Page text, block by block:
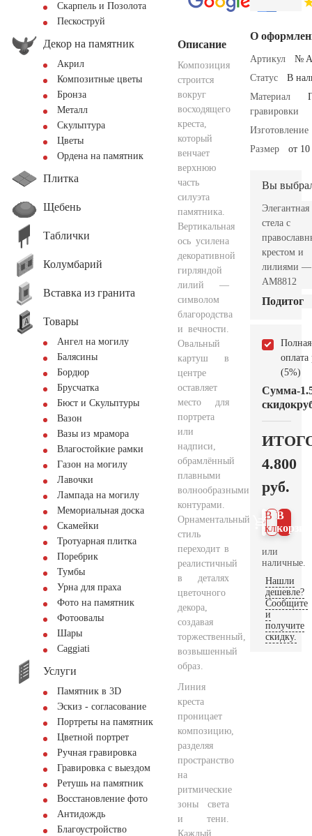
Скарпель и Позолота
Пескоструй
Декор на памятник
Акрил
Композитные цветы
Бронза
Металл
Скульптура
Цветы
Ордена на памятник
Плитка
Щебень
Таблички
Колумбарий
Вставка из гранита
Товары
Ангел на могилу
Балясины
Бордюр
Брусчатка
Бюст и Скульптуры
Вазон
Вазы из мрамора
Влагостойкие рамки
Газон на могилу
Лавочки
Лампада на могилу
Мемориальная доска
Скамейки
Тротуарная плитка
Поребрик
Тумбы
Урна для праха
Фото на памятник
Фотоовалы
Шары
Сaggiati
Услуги
Памятник в 3D
Эскиз - согласование
Портреты на памятник
Цветной портрет
Ручная гравировка
Гравировка с выездом
Ретушь на памятник
Восстановление фото
Антидождь
Благоустройство
Описание
Композиция
строится
вокруг
восходящего
креста,
который
венчает
верхнюю
часть
силуэта
памятника.
Вертикальная
ось усилена
декоративной
гирляндой
лилий —
символом
благородства
и вечности.
Овальный
картуш в
центре
оставляет
место для
портрета
или
надписи,
обрамлённый
плавными
волнообразными
контурами.
Орнаментальный
стиль
переходит в
реалистичный
в деталях
цветочного
декора,
создавая
торжественный,
возвышенный
образ.
Линия
креста
проницает
композицию,
разделяя
пространство
на
ритмические
зоны света
и тени.
Каждый
О
Артикул
№
Статус
В
Материал
гравировки
Изготовление
Размер
от
Вы
Элегантная
стела с
крестом и
лилиями —
AM8812
Подитог
Полная
оплата
(5%)
Сумма
скидок
-
4.800
руб.
В
В 1
клик
или
наличные.
Нашли
дешевле?
Сообщите
и
получите
скидку.